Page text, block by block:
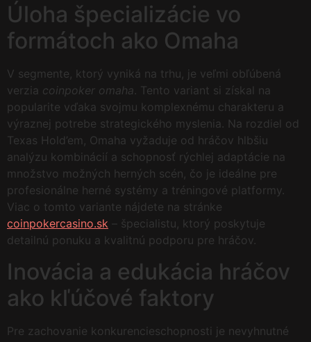
Úloha špecializácie vo
formátoch ako Omaha
V segmente, ktorý vyniká na trhu, je veľmi obľúbená
verzia coinpoker omaha. Tento variant si získal na
popularite vďaka svojmu komplexnému charakteru a
výraznej potrebe strategického myslenia. Na rozdiel od
Texas Hold’em, Omaha vyžaduje od hráčov hlbšiu
analýzu kombinácií a schopnosť rýchlej adaptácie na
množstvo možných herných scén, čo je ideálne pre
profesionálne herné systémy a tréningové platformy.
Viac o tomto variante nájdete na stránke
coinpokercasino.sk – špecialistu, ktorý poskytuje
detailnú ponuku a kvalitnú podporu pre hráčov.
Inovácia a edukácia hráčov
ako kľúčové faktory
Pre zachovanie konkurencieschopnosti je nevyhnutné